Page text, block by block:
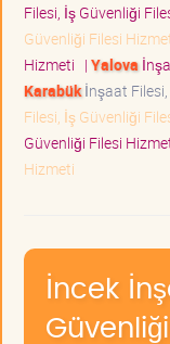
Filesi, İş Güvenliği
Güvenliği Filesi
Hizmeti | Yalova
Karabükİnşaat Filesi,
Filesi, İş Güvenliği
Güvenliği Filesi
Hizmeti
İncek